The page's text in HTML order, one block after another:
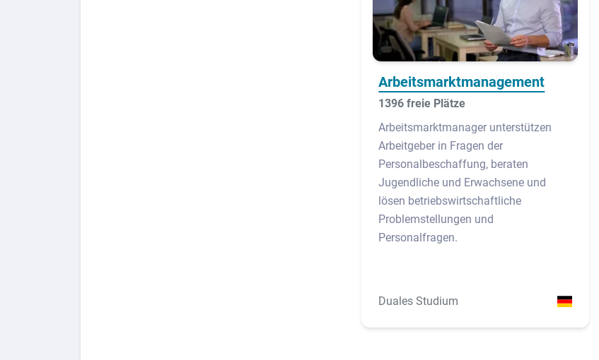
Arbeitsmarktmanagement
1396 freie Plätze
Arbeitsmarktmanager unterstützen
Arbeitgeber in Fragen der
Personalbeschaffung, beraten
Jugendliche und Erwachsene und
lösen betriebswirtschaftliche
Problemstellungen und
Personalfragen.
Duales Studium